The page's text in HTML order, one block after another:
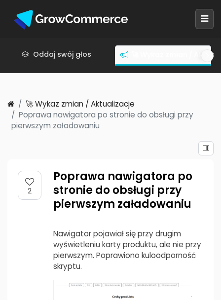
Oddaj swój głos 🚀 Wykaz zmian /
🚀 Wykaz zmian / Aktualizacje
Poprawa nawigatora po stronie do obsługi przy
pierwszym załadowaniu
2
Poprawa nawigatora po
stronie do obsługi przy
pierwszym załadowaniu
Nawigator pojawiał się przy drugim
wyświetleniu karty produktu, ale nie przy
pierwszym. Poprawiono kuloodporność
skryptu.